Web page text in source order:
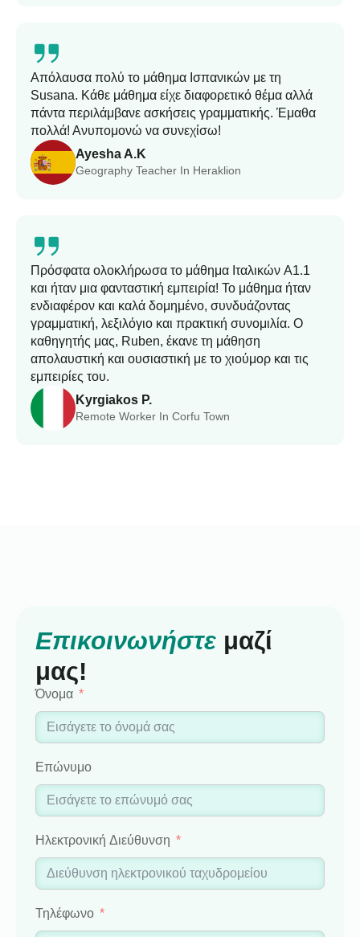
Ayesha A.K
Geography Teacher In Heraklion
Απόλαυσα πολύ το μάθημα Ισπανικών με τη
Susana. Κάθε μάθημα είχε διαφορετικό θέμα αλλά
πάντα περιλάμβανε ασκήσεις γραμματικής. Έμαθα
πολλά! Ανυπομονώ να συνεχίσω!
Kyrgiakos P.
Remote Worker In Corfu Town
Πρόσφατα ολοκλήρωσα το μάθημα Ιταλικών A1.1
και ήταν μια φανταστική εμπειρία! Το μάθημα ήταν
ενδιαφέρον και καλά δομημένο, συνδυάζοντας
γραμματική, λεξιλόγιο και πρακτική συνομιλία. Ο
καθηγητής μας, Ruben, έκανε τη μάθηση
απολαυστική και ουσιαστική με το χιούμορ και τις
εμπειρίες του.
Επικοινωνήστε μαζί
μας!
Όνομα
Επώνυμο
Ηλεκτρονική Διεύθυνση
Τηλέφωνο